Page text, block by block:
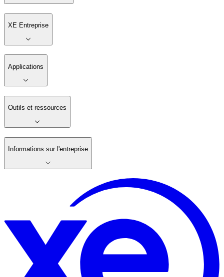
XE Entreprise
Applications
Outils et ressources
Informations sur l'entreprise